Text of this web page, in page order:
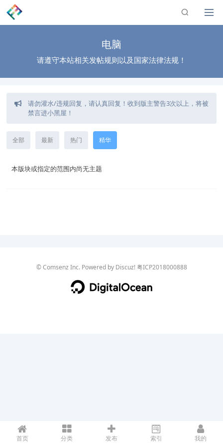
电脑
请遵守本站相关发帖规则以及国家法律法规！
请勿灌水/违规回复，请认真回复！收到版主警告3次以上，将被
禁言进小黑屋！
如发现链接失效/灌水/广告等违规行为，可使用帖子内的举报功
能进行反馈，等待回复处理！
全部 最新 热门 精华
本版块或指定的范围内尚无主题
首页 分类 发布 索引 我的
©Comsenz Inc.Powered by Discuz! 粤ICP2018000888